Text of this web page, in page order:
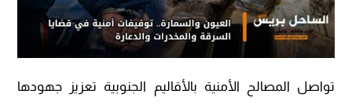
تواصل المصالح الأمنية بالأقاليم الجنوبية تعزيز جهودها